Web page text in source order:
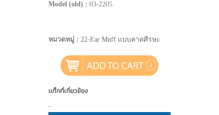
Model (old) : 03-2205.
หมวดหมู่ : 22-Ear Muff แบบคาดศีรษะ
แท็กที่เกี่ยวข้อง
-